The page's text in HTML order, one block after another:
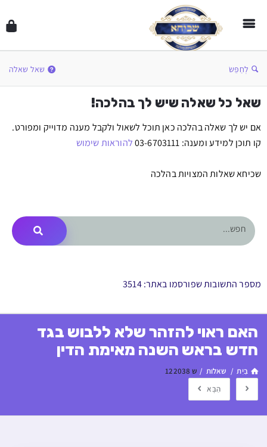
לְחַפֵּשׂ שאל שאלה
שאל כל שאלה שיש לך בהלכה!
אם יש לך שאלה בהלכה כאן תוכל לשאול ולקבל מענה מדוייק ומפורט.
קו תוכן למידע ומענה: 03-6703111
להוראות שימוש
שכיחא שאלות המצויות בהלכה
מספר התשובות שפורסמו באתר: 3514
האם ראוי להזהר שלא ללבוש בגד
חדש בראש השנה מאימת הדין
בַּיִת / שאלות / ש 122038
הַבָּא